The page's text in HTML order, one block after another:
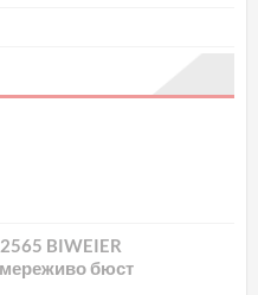
BIWEIER
бюст